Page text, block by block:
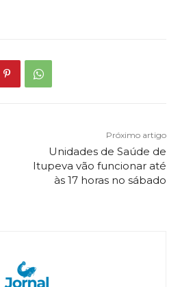
Próximo artigo
Unidades de Saúde de
Itupeva vão funcionar até
às 17 horas no sábado